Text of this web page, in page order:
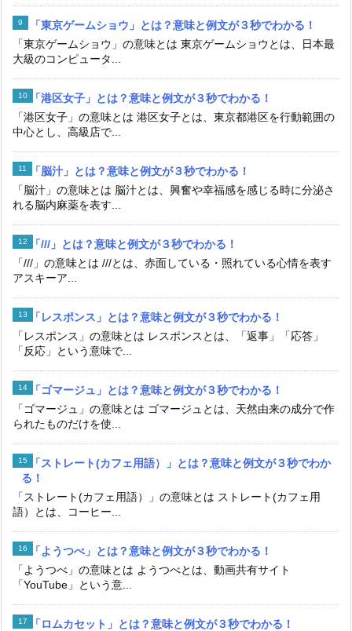
「東京ゲームショウ」とは？意味と例文が３秒でわかる！
「東京ゲームショウ」の意味とは 東京ゲームショウとは、日本最
大級のコンピュータ...
「港区女子」とは？意味と例文が３秒でわかる！
「港区女子」の意味とは 港区女子とは、東京都港区を行動範囲の
中心とし、高級店で...
「脳汁」とは？意味と例文が３秒でわかる！
「脳汁」の意味とは 脳汁とは、興奮や幸福感を感じる時に分泌さ
れる脳内麻薬を表す...
「///」とは？意味と例文が３秒でわかる！
「///」の意味とは ///とは、赤面している・照れている心情を表す
アスキーア...
「レスポンス」とは？意味と例文が３秒でわかる！
「レスポンス」の意味とは レスポンスとは、「返事」「応答」
「反応」という意味で...
「ゴマージュ」とは？意味と例文が３秒でわかる！
「ゴマージュ」の意味とは ゴマージュとは、天然由来の成分で作
られたものだけを使...
「ストレート(カフェ用語）」とは？意味と例文が３秒でわか
る！
「ストレート(カフェ用語）」の意味とは ストレート(カフェ用
語）とは、コーヒー...
「ようつべ」とは？意味と例文が３秒でわかる！
「ようつべ」の意味とは ようつべとは、動画共有サイト
「YouTube」という意...
「ロムカセット」とは？意味と例文が３秒でわかる！